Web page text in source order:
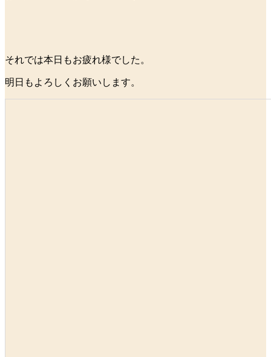
それでは本日もお疲れ様でした。
明日もよろしくお願いします。